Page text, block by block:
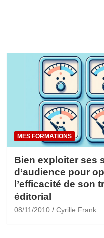
MES FORMATIONS
Bien exploiter ses
d’audience pour
l’efficacité de son
éditorial
08/11/2010 Cyrille Frank